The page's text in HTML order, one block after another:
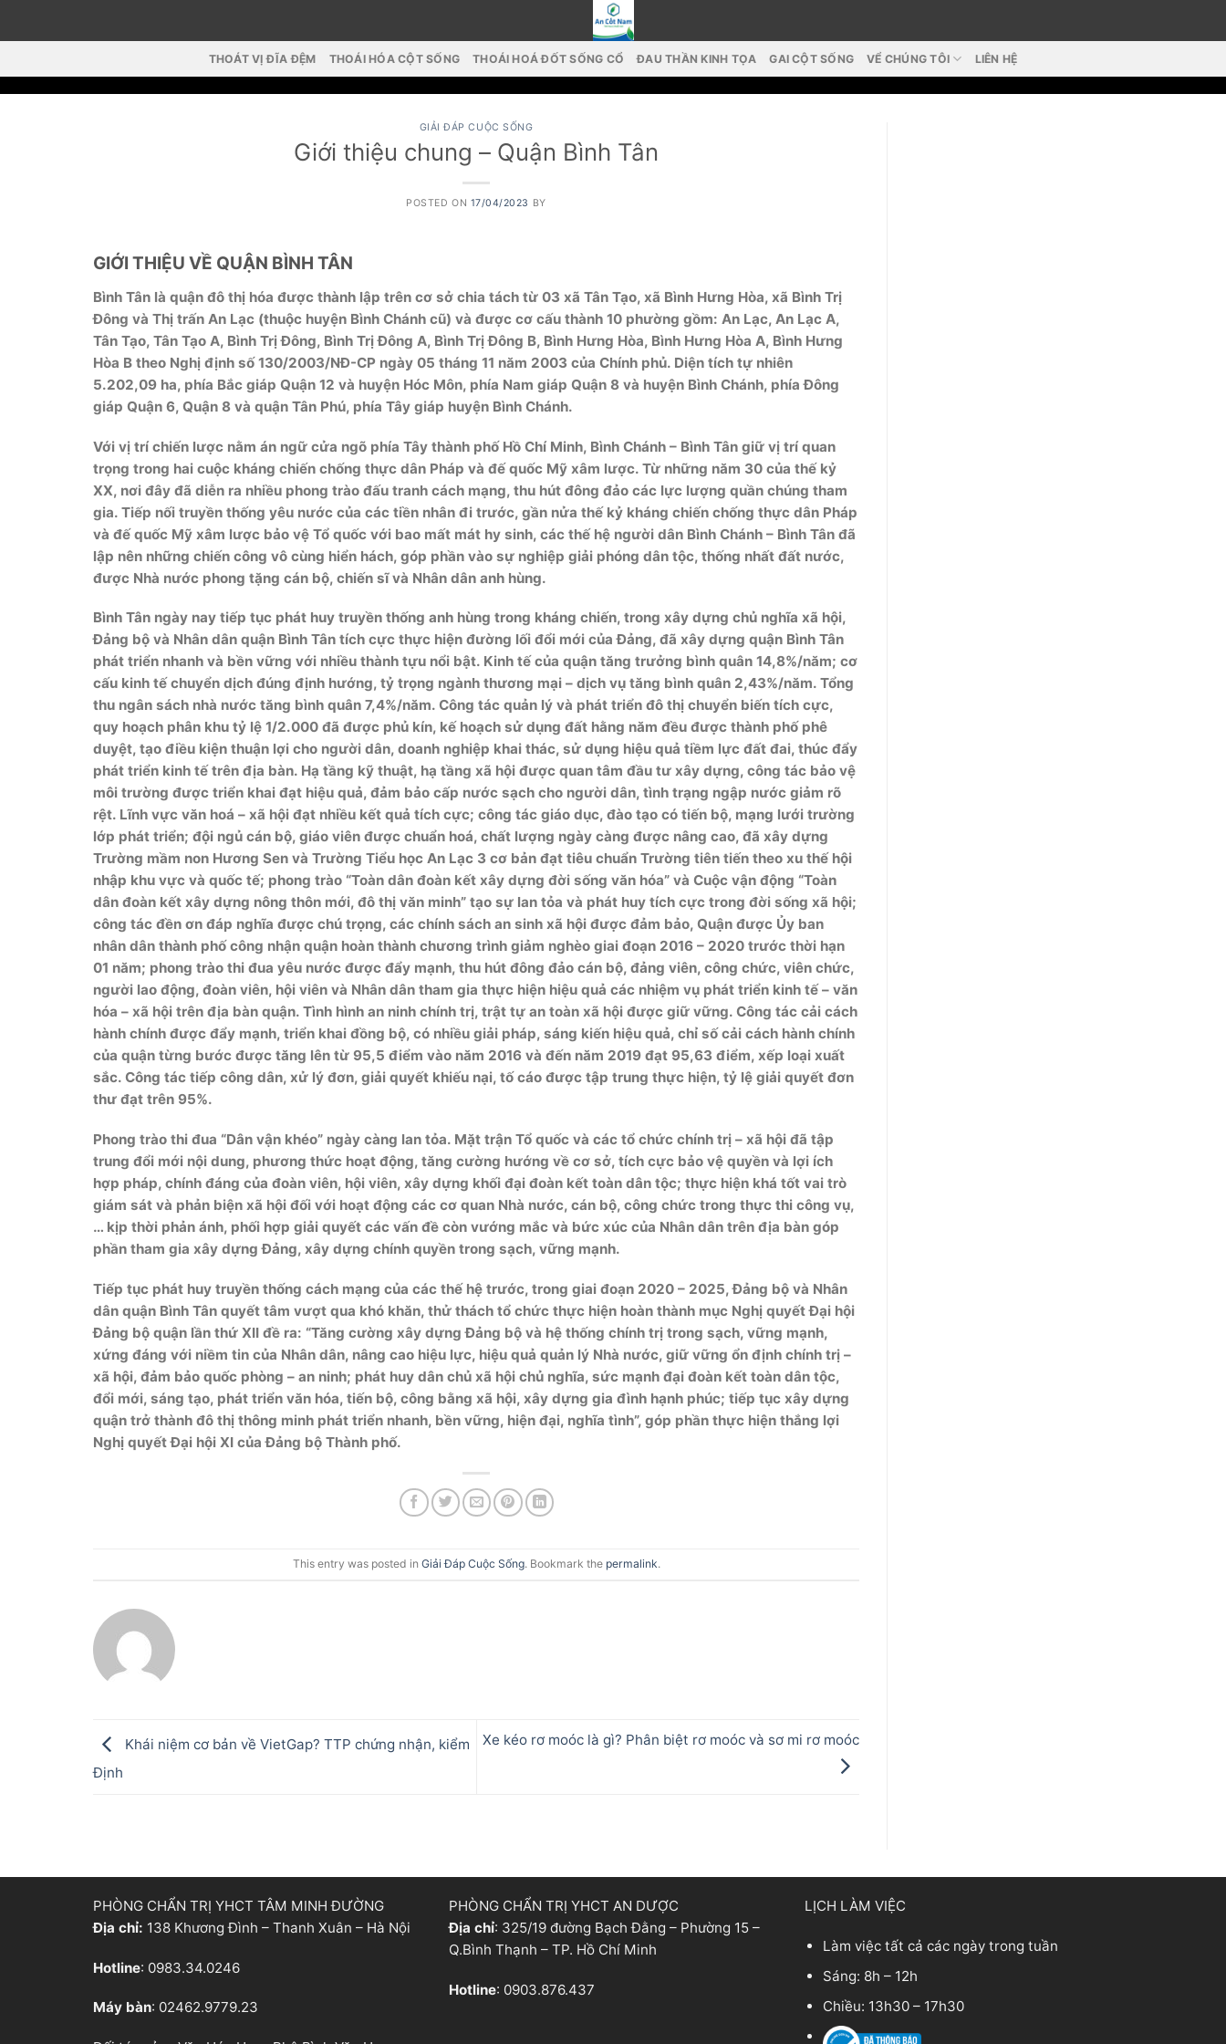
THOÁT VỊ ĐĨA ĐỆM THOÁI HÓA CỘT SỐNG THOÁI HOÁ ĐỐT SỐNG CỔ ĐAU THẦN KINH TỌA GAI CỘT SỐNG VỂ CHÚNG TÔI LIÊN HỆ
GIẢI ĐÁP CUỘC SỐNG
Giới thiệu chung – Quận Bình Tân
POSTED ON 17/04/2023 BY
GIỚI THIỆU VỀ QUẬN BÌNH TÂN
Bình Tân là quận đô thị hóa được thành lập trên cơ sở chia tách từ 03 xã Tân Tạo, xã Bình Hưng Hòa, xã Bình Trị
Đông và Thị trấn An Lạc (thuộc huyện Bình Chánh cũ) và được cơ cấu thành 10 phường gồm: An Lạc, An Lạc A,
Tân Tạo, Tân Tạo A, Bình Trị Đông, Bình Trị Đông A, Bình Trị Đông B, Bình Hưng Hòa, Bình Hưng Hòa A, Bình Hưng
Hòa B theo Nghị định số 130/2003/NĐ-CP ngày 05 tháng 11 năm 2003 của Chính phủ. Diện tích tự nhiên
5.202,09 ha, phía Bắc giáp Quận 12 và huyện Hóc Môn, phía Nam giáp Quận 8 và huyện Bình Chánh, phía Đông
giáp Quận 6, Quận 8 và quận Tân Phú, phía Tây giáp huyện Bình Chánh.
Với vị trí chiến lược nằm án ngữ cửa ngõ phía Tây thành phố Hồ Chí Minh, Bình Chánh – Bình Tân giữ vị trí quan
trọng trong hai cuộc kháng chiến chống thực dân Pháp và đế quốc Mỹ xâm lược. Từ những năm 30 của thế kỷ
XX, nơi đây đã diễn ra nhiều phong trào đấu tranh cách mạng, thu hút đông đảo các lực lượng quần chúng tham
gia. Tiếp nối truyền thống yêu nước của các tiền nhân đi trước, gần nửa thế kỷ kháng chiến chống thực dân Pháp
và đế quốc Mỹ xâm lược bảo vệ Tổ quốc với bao mất mát hy sinh, các thế hệ người dân Bình Chánh – Bình Tân đã
lập nên những chiến công vô cùng hiển hách, góp phần vào sự nghiệp giải phóng dân tộc, thống nhất đất nước,
được Nhà nước phong tặng cán bộ, chiến sĩ và Nhân dân anh hùng.
Bình Tân ngày nay tiếp tục phát huy truyền thống anh hùng trong kháng chiến, trong xây dựng chủ nghĩa xã hội,
Đảng bộ và Nhân dân quận Bình Tân tích cực thực hiện đường lối đổi mới của Đảng, đã xây dựng quận Bình Tân
phát triển nhanh và bền vững với nhiều thành tựu nổi bật. Kinh tế của quận tăng trưởng bình quân 14,8%/năm; cơ
cấu kinh tế chuyển dịch đúng định hướng, tỷ trọng ngành thương mại – dịch vụ tăng bình quân 2,43%/năm. Tổng
thu ngân sách nhà nước tăng bình quân 7,4%/năm. Công tác quản lý và phát triển đô thị chuyển biến tích cực,
quy hoạch phân khu tỷ lệ 1/2.000 đã được phủ kín, kế hoạch sử dụng đất hằng năm đều được thành phố phê
duyệt, tạo điều kiện thuận lợi cho người dân, doanh nghiệp khai thác, sử dụng hiệu quả tiềm lực đất đai, thúc đẩy
phát triển kinh tế trên địa bàn. Hạ tầng kỹ thuật, hạ tầng xã hội được quan tâm đầu tư xây dựng, công tác bảo vệ
môi trường được triển khai đạt hiệu quả, đảm bảo cấp nước sạch cho người dân, tình trạng ngập nước giảm rõ
rệt. Lĩnh vực văn hoá – xã hội đạt nhiều kết quả tích cực; công tác giáo dục, đào tạo có tiến bộ, mạng lưới trường
lớp phát triển; đội ngủ cán bộ, giáo viên được chuẩn hoá, chất lượng ngày càng được nâng cao, đã xây dựng
Trường mầm non Hương Sen và Trường Tiểu học An Lạc 3 cơ bản đạt tiêu chuẩn Trường tiên tiến theo xu thế hội
nhập khu vực và quốc tế; phong trào “Toàn dân đoàn kết xây dựng đời sống văn hóa” và Cuộc vận động “Toàn
dân đoàn kết xây dựng nông thôn mới, đô thị văn minh” tạo sự lan tỏa và phát huy tích cực trong đời sống xã hội;
công tác đền ơn đáp nghĩa được chú trọng, các chính sách an sinh xã hội được đảm bảo, Quận được Ủy ban
nhân dân thành phố công nhận quận hoàn thành chương trình giảm nghèo giai đoạn 2016 – 2020 trước thời hạn
01 năm; phong trào thi đua yêu nước được đẩy mạnh, thu hút đông đảo cán bộ, đảng viên, công chức, viên chức,
người lao động, đoàn viên, hội viên và Nhân dân tham gia thực hiện hiệu quả các nhiệm vụ phát triển kinh tế – văn
hóa – xã hội trên địa bàn quận. Tình hình an ninh chính trị, trật tự an toàn xã hội được giữ vững. Công tác cải cách
hành chính được đẩy mạnh, triển khai đồng bộ, có nhiều giải pháp, sáng kiến hiệu quả, chỉ số cải cách hành chính
của quận từng bước được tăng lên từ 95,5 điểm vào năm 2016 và đến năm 2019 đạt 95,63 điểm, xếp loại xuất
sắc. Công tác tiếp công dân, xử lý đơn, giải quyết khiếu nại, tố cáo được tập trung thực hiện, tỷ lệ giải quyết đơn
thư đạt trên 95%.
Phong trào thi đua “Dân vận khéo” ngày càng lan tỏa. Mặt trận Tổ quốc và các tổ chức chính trị – xã hội đã tập
trung đổi mới nội dung, phương thức hoạt động, tăng cường hướng về cơ sở, tích cực bảo vệ quyền và lợi ích
hợp pháp, chính đáng của đoàn viên, hội viên, xây dựng khối đại đoàn kết toàn dân tộc; thực hiện khá tốt vai trò
giám sát và phản biện xã hội đối với hoạt động các cơ quan Nhà nước, cán bộ, công chức trong thực thi công vụ,
… kịp thời phản ánh, phối hợp giải quyết các vấn đề còn vướng mắc và bức xúc của Nhân dân trên địa bàn góp
phần tham gia xây dựng Đảng, xây dựng chính quyền trong sạch, vững mạnh.
Tiếp tục phát huy truyền thống cách mạng của các thế hệ trước, trong giai đoạn 2020 – 2025, Đảng bộ và Nhân
dân quận Bình Tân quyết tâm vượt qua khó khăn, thử thách tổ chức thực hiện hoàn thành mục Nghị quyết Đại hội
Đảng bộ quận lần thứ XII đề ra: “Tăng cường xây dựng Đảng bộ và hệ thống chính trị trong sạch, vững mạnh,
xứng đáng với niềm tin của Nhân dân, nâng cao hiệu lực, hiệu quả quản lý Nhà nước, giữ vững ổn định chính trị –
xã hội, đảm bảo quốc phòng – an ninh; phát huy dân chủ xã hội chủ nghĩa, sức mạnh đại đoàn kết toàn dân tộc,
đổi mới, sáng tạo, phát triển văn hóa, tiến bộ, công bằng xã hội, xây dựng gia đình hạnh phúc; tiếp tục xây dựng
quận trở thành đô thị thông minh phát triển nhanh, bền vững, hiện đại, nghĩa tình”, góp phần thực hiện thắng lợi
Nghị quyết Đại hội XI của Đảng bộ Thành phố.
This entry was posted in Giải Đáp Cuộc Sống. Bookmark the permalink.
Khái niệm cơ bản về VietGap? TTP chứng nhận, kiểm
Định
Xe kéo rơ moóc là gì? Phân biệt rơ moóc và sơ mi rơ moóc
PHÒNG CHẨN TRỊ YHCT TÂM MINH ĐƯỜNG
Địa chỉ: 138 Khương Đình – Thanh Xuân – Hà Nội
Hotline: 0983.34.0246
Máy bàn: 02462.9779.23
PHÒNG CHẨN TRỊ YHCT AN DƯỢC
Địa chỉ: 325/19 đường Bạch Đằng – Phường 15 –
Q.Bình Thạnh – TP. Hồ Chí Minh
Hotline: 0903.876.437
LỊCH LÀM VIỆC
Làm việc tất cả các ngày trong tuần
Sáng: 8h – 12h
Chiều: 13h30 – 17h30